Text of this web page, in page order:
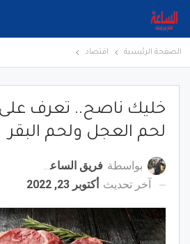
الصفحة الرئيسية اقتصاد
خليك ناصح.. تعرف على
لحم العجل ولحم البقر
بواسطة فريق الساعة برس
آخر تحديث أكتوبر 23, 2022